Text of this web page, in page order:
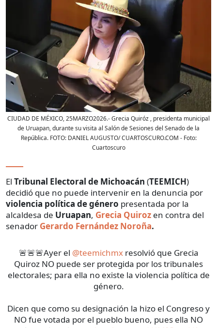
CIUDAD DE MÉXICO, 25MARZO2026.- Grecia Quiróz , presidenta municipal
de Uruapan, durante su visita al Salón de Sesiones del Senado de la
República. FOTO: DANIEL AUGUSTO/ CUARTOSCURO.COM - Foto:
Cuartoscuro
El Tribunal Electoral de Michoacán (TEEMICH)
decidió que no puede intervenir en la denuncia por
violencia política de género presentada por la
alcaldesa de Uruapan, Grecia Quiroz en contra del
senador Gerardo Fernández Noroña.
🚨🚨🚨Ayer el @teemichmxresolvió que Grecia
Quiroz NO puede ser protegida por los tribunales
electorales; para ella no existe la violencia política de
género.
Dicen que como su designación la hizo el Congreso y
NO fue votada por el pueblo bueno, pues ella NO